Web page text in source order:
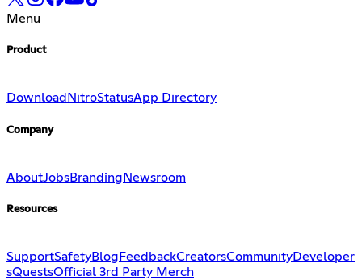
Menu
Product
Download NitroStatusApp Directory
Company
AboutJobsBranding Newsroom
Resources
SupportSafetyBlog FeedbackCreatorsCommunityDeveloper
sQuestsOfficial 3rd Party Merch